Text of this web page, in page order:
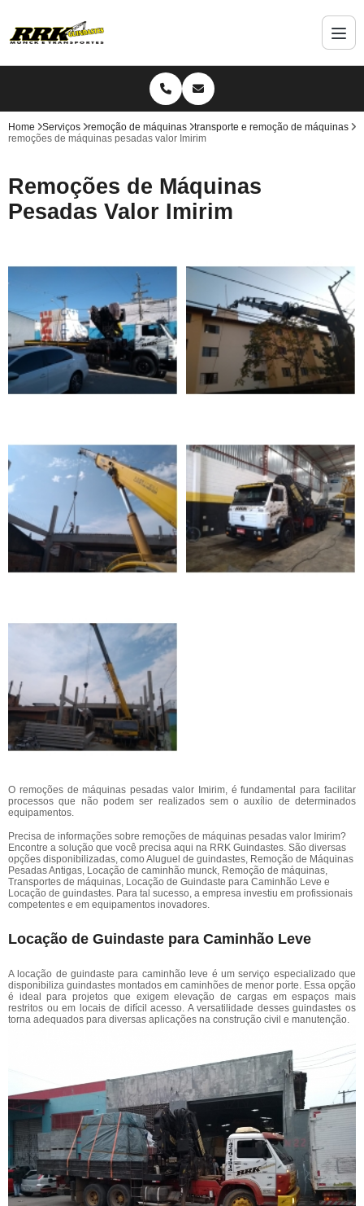
Home Serviços remoção de máquinas
transporte e remoção de máquinas
remoções de máquinas pesadas valor Imirim
Remoções de Máquinas
Pesadas Valor Imirim
O remoções de máquinas pesadas valor Imirim, é fundamental para facilitar
processos que não podem ser realizados sem o auxílio de determinados
equipamentos.
Precisa de informações sobre remoções de máquinas pesadas valor Imirim?
Encontre a solução que você precisa aqui na RRK Guindastes. São diversas
opções disponibilizadas, como Aluguel de guindastes, Remoção de Máquinas
Pesadas Antigas, Locação de caminhão munck, Remoção de máquinas,
Transportes de máquinas, Locação de Guindaste para Caminhão Leve e
Locação de guindastes. Para tal sucesso, a empresa investiu em profissionais
competentes e em equipamentos inovadores.
Locação de Guindaste para Caminhão Leve
A locação de guindaste para caminhão leve é um serviço especializado que
disponibiliza guindastes montados em caminhões de menor porte. Essa opção
é ideal para projetos que exigem elevação de cargas em espaços mais
restritos ou em locais de difícil acesso. A versatilidade desses guindastes os
torna adequados para diversas aplicações na construção civil e manutenção.